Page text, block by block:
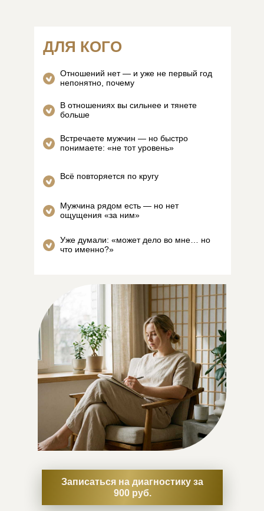
ДЛЯ КОГО
В отношениях вы сильнее и тянете
больше
Мужчина рядом есть — но нет
ощущения «за ним»
Уже думали: «может дело во мне… но
что именно?»
Всё повторяется по кругу
Встречаете мужчин — но быстро
понимаете: «не тот уровень»
Отношений нет — и уже не первый год
непонятно, почему
Записаться на диагностику за
900 руб.